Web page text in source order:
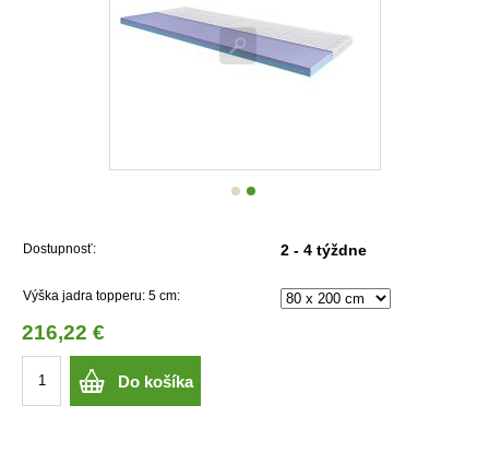
Dostupnosť: 2 - 4 týždne
Výška jadra topperu: 5 cm:
216,22 €
Do košíka